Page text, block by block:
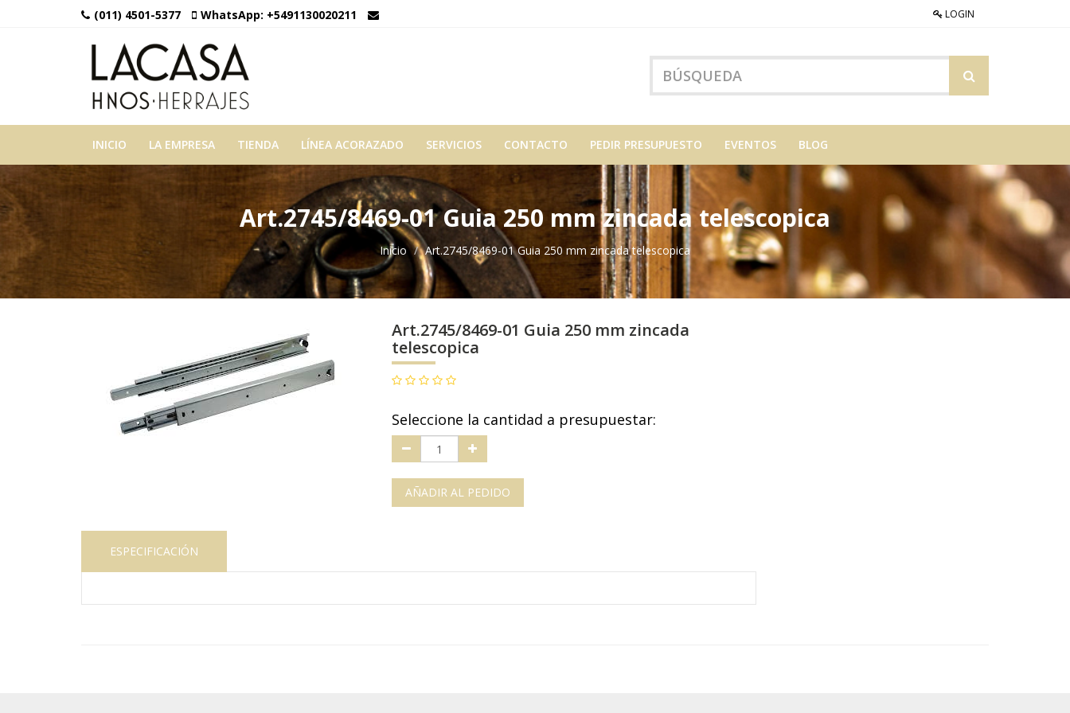
(011) 4501-5377 WhatsApp: +5491130020211 LOGIN
INICIO LA EMPRESA TIENDA LÍNEA ACORAZADO SERVICIOS CONTACTO PEDIR PRESUPUESTO EVENTOS BLOG
Art.2745/8469-01 Guia 250 mm zincada telescopica
Inicio Art.2745/8469-01 Guia 250 mm zincada telescopica
Art.2745/8469-01 Guia 250 mm zincada
telescopica
Seleccione la cantidad a presupuestar:
AÑADIR AL PEDIDO
ESPECIFICACIÓN